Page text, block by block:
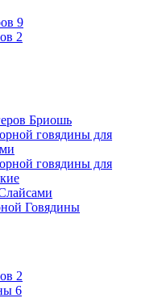
9
2
Бриошь
говядины для
говядины для
Говядины
2
6